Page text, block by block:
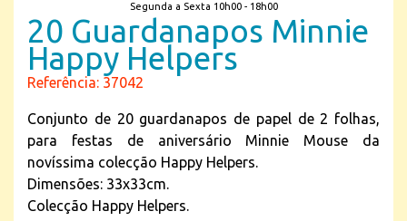
Segunda a Sexta 10h00 - 18h00
20 Guardanapos Minnie
Happy Helpers
Referência: 37042
Conjunto de 20 guardanapos de papel de 2 folhas,
para festas de aniversário Minnie Mouse da
novíssima colecção Happy Helpers.
Dimensões: 33x33cm.
Colecção Happy Helpers.